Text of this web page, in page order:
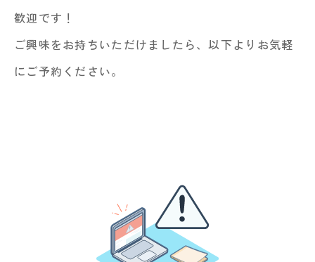
歓迎です！
ご興味をお持ちいただけましたら、以下よりお気軽
にご予約ください。